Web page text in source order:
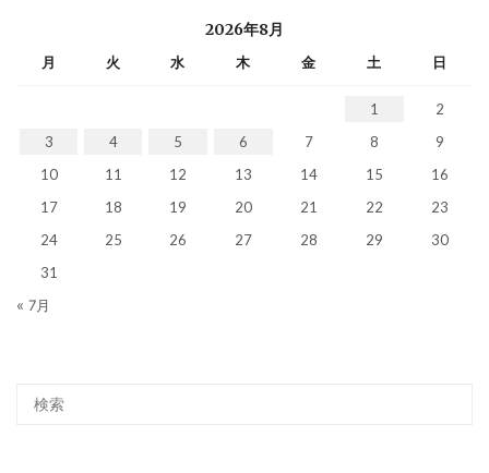
2026年8月
月 火 水 木 金 土 日
1
2
3
4 5 6 7 8
9
10
11 12 13 14 15
16
17
18 19 20 21 22
23
24
25 26 27 28 29
30
31
« 7月